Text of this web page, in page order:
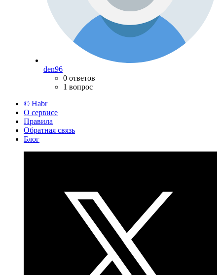
den96
0 ответов
1 вопрос
© Habr
О сервисе
Правила
Обратная связь
Блог